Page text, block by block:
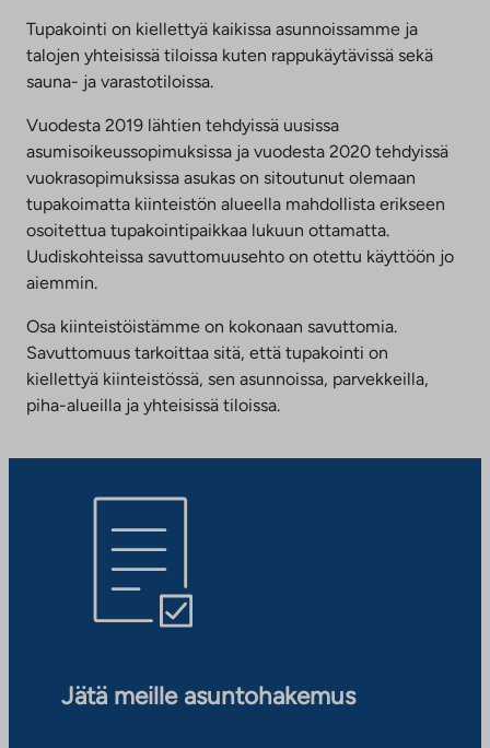
Tupakointi on kiellettyä kaikissa asunnoissamme ja
talojen yhteisissä tiloissa kuten rappukäytävissä sekä
sauna- ja varastotiloissa.
Vuodesta 2019 lähtien tehdyissä uusissa
asumisoikeussopimuksissa ja vuodesta 2020 tehdyissä
vuokrasopimuksissa asukas on sitoutunut olemaan
tupakoimatta kiinteistön alueella mahdollista erikseen
osoitettua tupakointipaikkaa lukuun ottamatta.
Uudiskohteissa savuttomuusehto on otettu käyttöön jo
aiemmin.
Osa kiinteistöistämme on kokonaan savuttomia.
Savuttomuus tarkoittaa sitä, että tupakointi on
kiellettyä kiinteistössä, sen asunnoissa, parvekkeilla,
piha-alueilla ja yhteisissä tiloissa.
Jätä meille asuntohakemus